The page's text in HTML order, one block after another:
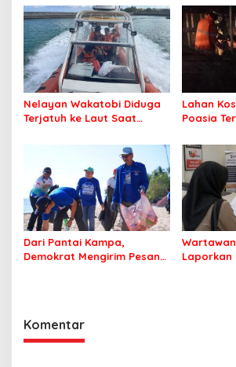
Nelayan Wakatobi Diduga
Terjatuh ke Laut Saat
Lahan
Poasia
Dari Pantai Kampa,
Demokrat Mengirim Pesan
Laporkan
Komentar